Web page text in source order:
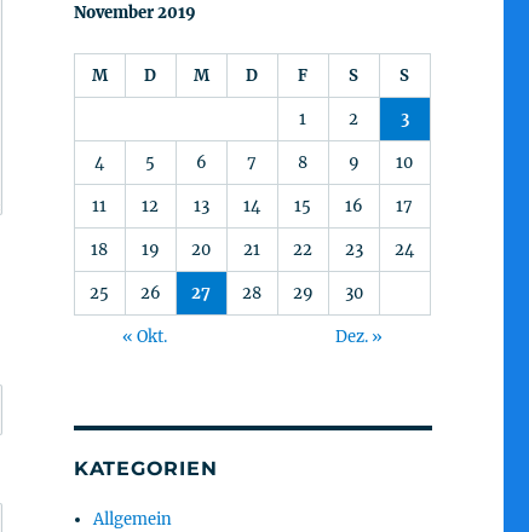
November 2019
M D M D F S S
1 2 3
4 5 6 7 8 9 10
11 12 13 14 15 16 17
18 19 20 21 22 23 24
25 26 27 28 29 30
« Okt. Dez. »
KATEGORIEN
Allgemein